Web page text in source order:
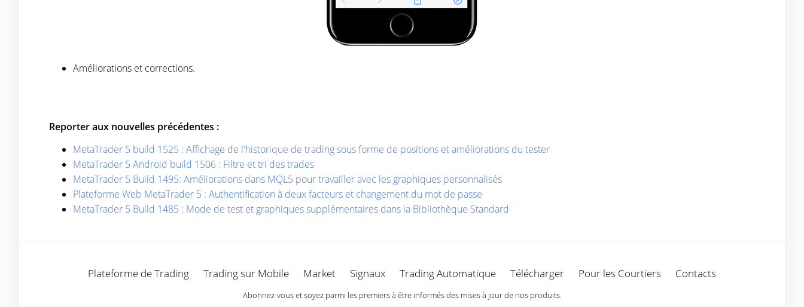
Améliorations et corrections.
Reporter aux nouvelles précédentes :
MetaTrader 5 build 1525 : Affichage de l'historique de trading sous forme de positions et améliorations du tester
MetaTrader 5 Android build 1506 : Filtre et tri des trades
MetaTrader 5 Build 1495: Améliorations dans MQL5 pour travailler avec les graphiques personnalisés
Plateforme Web MetaTrader 5 : Authentification à deux facteurs et changement du mot de passe
MetaTrader 5 Build 1485 : Mode de test et graphiques supplémentaires dans la Bibliothèque Standard
Plateforme de Trading Trading sur Mobile Market Signaux Trading Automatique Télécharger Pour les Courtiers Contacts
Abonnez-vous et soyez parmi les premiers à être informés des mises à jour de nos produits.